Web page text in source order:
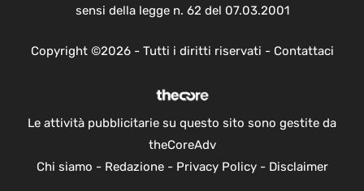
sensi della legge n. 62 del 07.03.2001
Copyright ©2026 - Tutti i diritti riservati - Contattaci
Le attività pubblicitarie su questo sito sono gestite da
theCoreAdv
Chi siamo - Redazione- Privacy Policy- Disclaimer